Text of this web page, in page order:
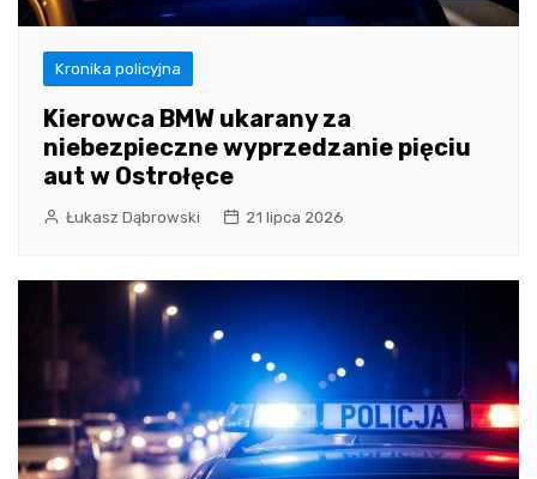
Kronika policyjna
Kierowca BMW ukarany za
niebezpieczne wyprzedzanie pięciu
aut w Ostrołęce
Łukasz Dąbrowski 21 lipca 2026